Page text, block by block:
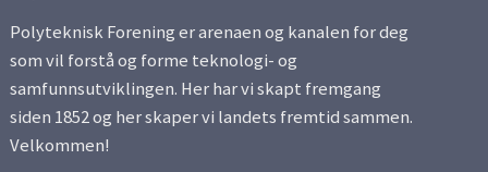
Polyteknisk Forening er arenaen og kanalen for deg
som vil forstå og forme teknologi- og
samfunnsutviklingen. Her har vi skapt fremgang
siden 1852 og her skaper vi landets fremtid sammen.
Velkommen!